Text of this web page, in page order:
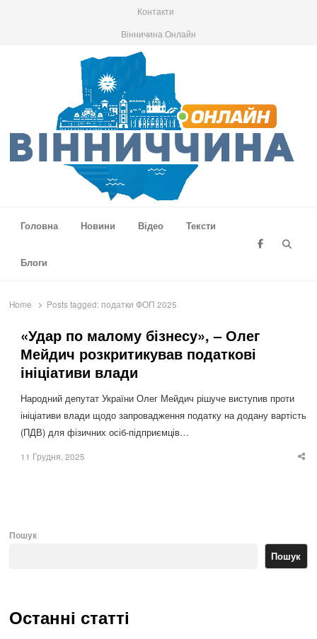
Контакти
Вінничина Онлайн
Головна
Новини Відео Тексти
Блоги
Home Posts tagged: податки ФОП 2025
«Удар по малому бізнесу», – Олег
Мейдич розкритикував податкові
ініціативи влади
Народний депутат України Олег Мейдич рішуче виступив проти
ініціативи влади щодо запровадження податку на додану вартість
(ПДВ) для фізичних осіб-підприємців…
11 Грудня, 2025
Пошук
Пошук
Останні статті